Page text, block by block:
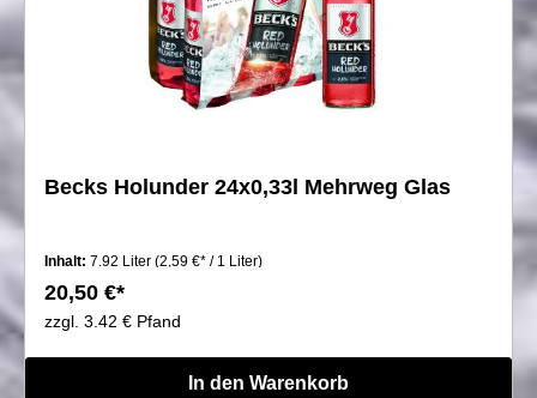
Becks Holunder 24x0,33l Mehrweg Glas
Inhalt: 7.92 Liter (2,59 €* / 1 Liter)
20,50 €*
zzgl. 3.42 € Pfand
In den Warenkorb